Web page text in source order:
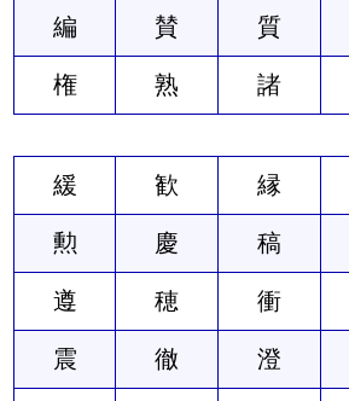
編 賛 質
権 熟 諸
緩 歓 縁
勲 慶 稿
遵 穂 衝
震 徹 澄